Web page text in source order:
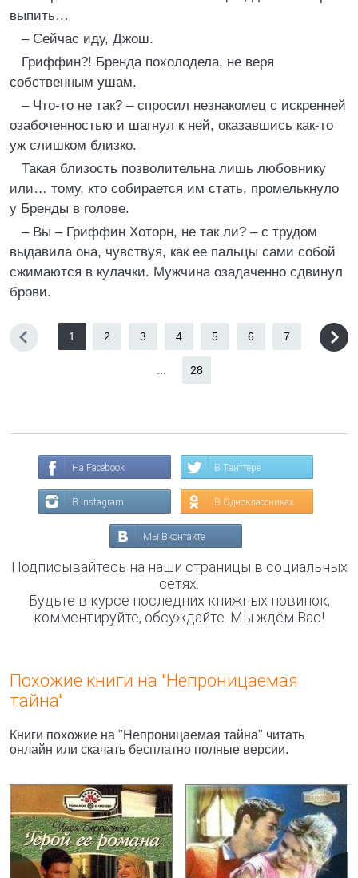
выпить…
– Сейчас иду, Джош.
Гриффин?! Бренда похолодела, не веря
собственным ушам.
– Что-то не так? – спросил незнакомец с искренней
озабоченностью и шагнул к ней, оказавшись как-то
уж слишком близко.
Такая близость позволительна лишь любовнику
или… тому, кто собирается им стать, промелькнуло
у Бренды в голове.
– Вы – Гриффин Хоторн, не так ли? – с трудом
выдавила она, чувствуя, как ее пальцы сами собой
сжимаются в кулачки. Мужчина озадаченно сдвинул
брови.
1 2 3 4 5 6 7
28
На Facebook В Твиттере
В Instagram В Одноклассниках
Мы Вконтакте
Подписывайтесь на наши страницы в социальных
сетях.
Будьте в курсе последних книжных новинок,
комментируйте, обсуждайте. Мы ждём Вас!
Похожие книги на "Непроницаемая
тайна"
Книги похожие на "Непроницаемая тайна" читать
онлайн или скачать бесплатно полные версии.